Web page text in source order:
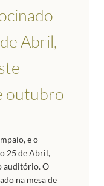
Abril,
outubro
e o
25 de Abril,
auditório. O
na mesa de